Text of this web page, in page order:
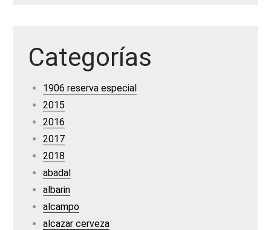
Categorías
1906 reserva especial
2015
2016
2017
2018
abadal
albarin
alcampo
alcazar cerveza